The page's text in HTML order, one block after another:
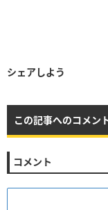
シェアしよう
この記事へのコメン
コメント